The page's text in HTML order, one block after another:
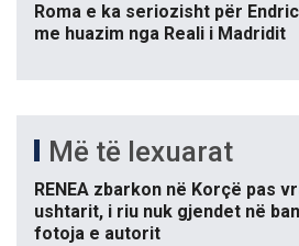
Roma e ka seriozisht për
me huazim nga Reali i Madridit
Më të lexuarat
RENEA zbarkon në Korçë pas
ushtarit, i riu nuk gjendet në
fotoja e autorit